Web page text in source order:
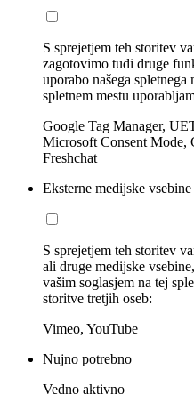
S sprejetjem teh storitev
zagotovimo tudi druge
uporabo našega spletnega
spletnem mestu
Google Tag Manager,
Microsoft Consent Mode,
Freshchat
Eksterne medijske vsebine
S sprejetjem teh storitev
ali druge medijske
vašim soglasjem na tej
storitve tretjih oseb:
Vimeo, YouTube
Nujno potrebno
Vedno aktivno